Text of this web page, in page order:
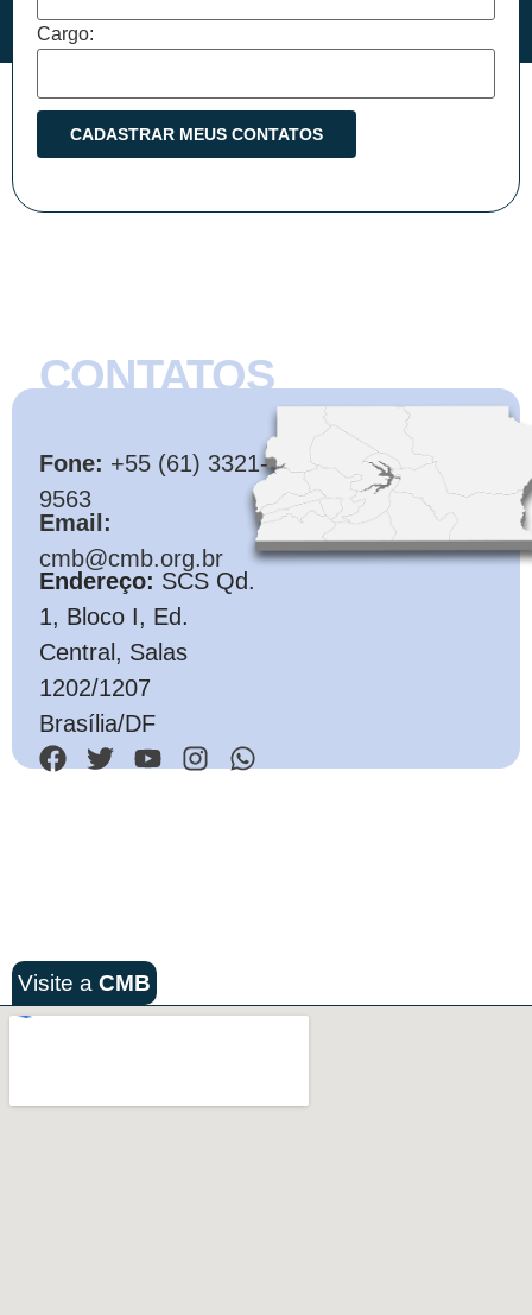
Cargo:
CONTATOS
Fone: +55 (61) 3321-
9563
Email:
cmb@cmb.org.br
Endereço: SCS Qd.
1, Bloco I, Ed.
Central, Salas
1202/1207
Brasília/DF
Visite a CMB